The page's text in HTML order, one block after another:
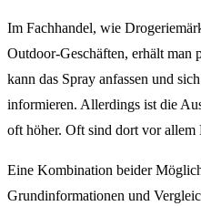
Im Fachhandel, wie
Outdoor-Geschäften, erhält man
kann das Spray anfassen und
informieren. Allerdings ist die
oft höher. Oft sind dort vor
Eine Kombination beider
Grundinformationen und